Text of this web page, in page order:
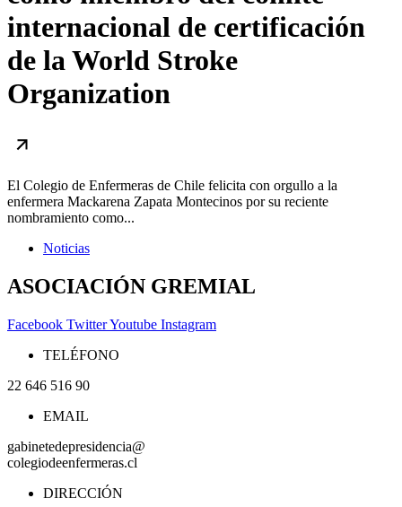
internacional de certificación
de la World Stroke
Organization
El Colegio de Enfermeras de Chile felicita con orgullo a la
enfermera Mackarena Zapata Montecinos por su reciente
nombramiento como...
Noticias
ASOCIACIÓN GREMIAL
Facebook TwitterYoutube Instagram
TELÉFONO
22 646 516 90
EMAIL
gabinetedepresidencia@
colegiodeenfermeras.cl
DIRECCIÓN